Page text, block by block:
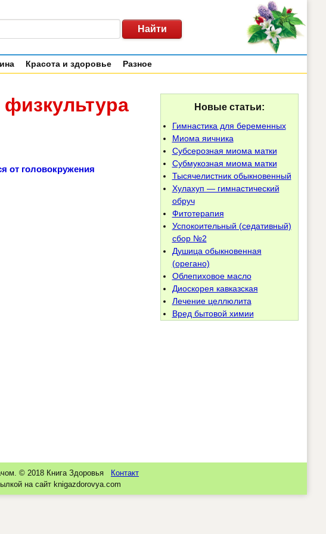
Красота и здоровье Разное
от головокружения
Новые статьи:
Гимнастика для беременных
Миома яичника
Субсерозная миома матки
Субмукозная миома матки
Тысячелистник обыкновенный
Хулахуп — гимнастический
обруч
Фитотерапия
Успокоительный (седативный)
сбор №2
Душица обыкновенная
(орегано)
Облепиховое масло
Диоскорея кавказская
Лечение целлюлита
Вред бытовой химии
© 2018 Книга Здоровья
Контакт
на сайт knigazdorovya.com